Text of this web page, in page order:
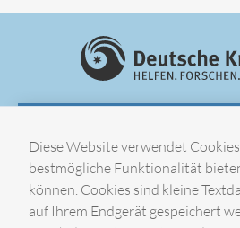
Diese Website verwendet
bestmögliche Funktionalität
können. Cookies sind kleine
auf Ihrem Endgerät gespeichert
Impressum